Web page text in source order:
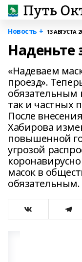
Новость + 13 АВГУСТА
Наденьте
«Надеваем
проезд».
обязательным
так и частных
После
Хабирова
повышенной
угрозой
масок в
обязательным.